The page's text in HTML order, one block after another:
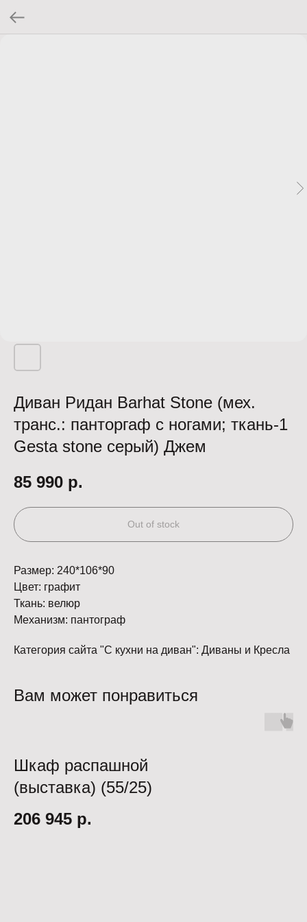
Диван Ридан Barhat Stone (мех.
транс.: панторгаф с ногами; ткань-1
Gesta stone серый) Джем
85 990 р.
Out of stock
Размер: 240*106*90
Цвет: графит
Ткань: велюр
Механизм: пантограф
Категория сайта "С кухни на диван": Диваны и Кресла
Вам может понравиться
Шкаф распашной
(выставка) (55/25)
206 945 р.